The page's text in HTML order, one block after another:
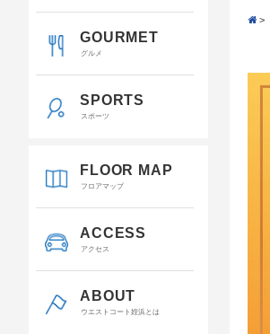
GOURMET
グルメ
SPORTS
スポーツ
FLOOR MAP
フロアマップ
ACCESS
アクセス
ABOUT
ウエストコート姪浜とは
>